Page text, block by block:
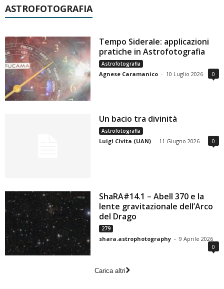
ASTROFOTOGRAFIA
Tempo Siderale: applicazioni
pratiche in Astrofotografia
Astrofotografia
Agnese Caramanico - 10 Luglio 2026 0
Un bacio tra divinità
Astrofotografia
Luigi Civita (UAN) - 11 Giugno 2026 0
ShaRA#14.1 – Abell 370 e la
lente gravitazionale dell’Arco
del Drago
279
shara.astrophotography - 9 Aprile 2026
0
Carica altri